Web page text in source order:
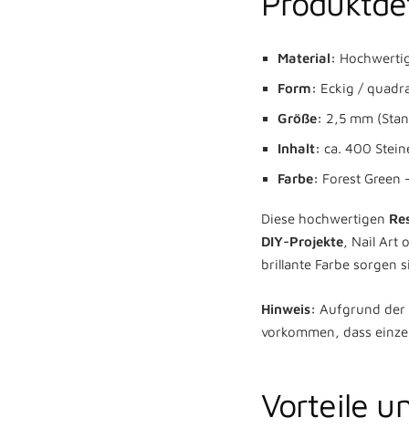
Material:
Form: Eckig /
Größe: 2,5 mm
Inhalt: ca. 400
Farbe: Forest Green
Diese hochwertigen
DIY-Projekte, Nail Art
brillante Farbe sorgen
Hinweis: Aufgrund der
vorkommen, dass
Vorteile